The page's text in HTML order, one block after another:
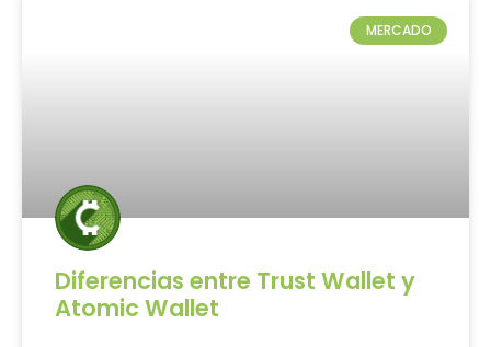
MERCADO
Diferencias entre Trust Wallet y
Atomic Wallet